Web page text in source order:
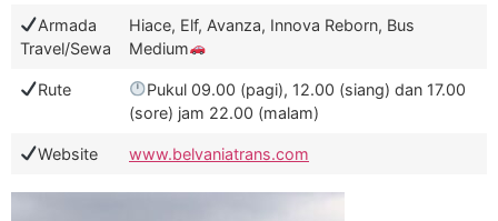
Armada
Travel/Sewa
Hiace, Elf, Avanza, Innova Reborn, Bus
Medium
Rute
Pukul 09.00 (pagi), 12.00 (siang) dan 17.00
(sore) jam 22.00 (malam)
Website www.belvaniatrans.com